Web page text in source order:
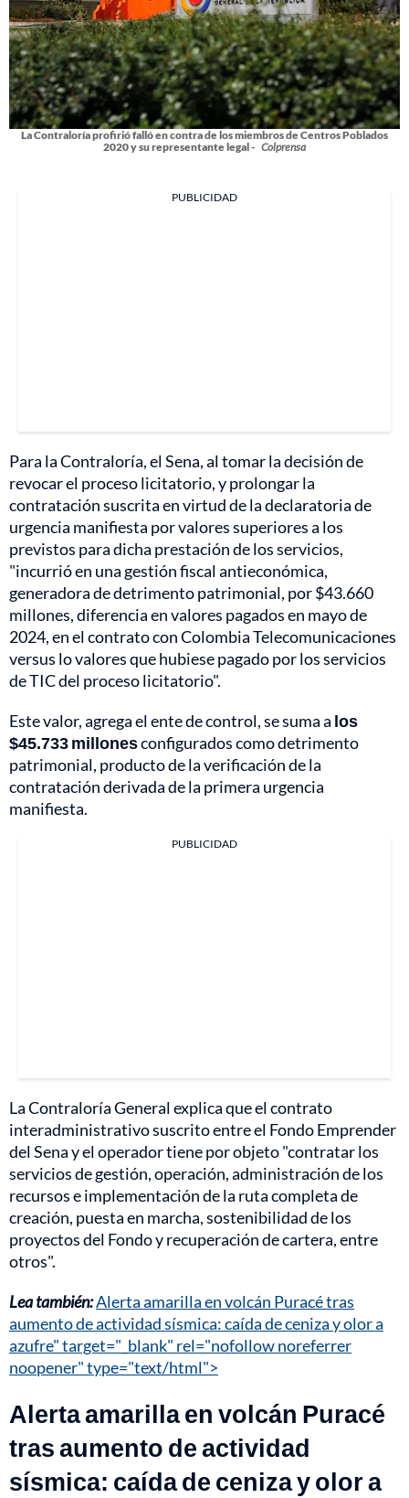
La Contraloría profirió falló en contra de los miembros de Centros Poblados
2020 y su representante legal - Colprensa
PUBLICIDAD
Para la Contraloría, el Sena, al tomar la decisión de
revocar el proceso licitatorio, y prolongar la
contratación suscrita en virtud de la declaratoria de
urgencia manifiesta por valores superiores a los
previstos para dicha prestación de los servicios,
"incurrió en una gestión fiscal antieconómica,
generadora de detrimento patrimonial, por $43.660
millones, diferencia en valores pagados en mayo de
2024, en el contrato con Colombia Telecomunicaciones
versus lo valores que hubiese pagado por los servicios
de TIC del proceso licitatorio".
Este valor, agrega el ente de control, se suma a los
$45.733 millonesconfigurados como detrimento
patrimonial, producto de la verificación de la
contratación derivada de la primera urgencia
manifiesta.
PUBLICIDAD
La Contraloría General explica que el contrato
interadministrativo suscrito entre el Fondo Emprender
del Sena y el operador tiene por objeto "contratar los
servicios de gestión, operación, administración de los
recursos e implementación de la ruta completa de
creación, puesta en marcha, sostenibilidad de los
proyectos del Fondo y recuperación de cartera, entre
otros".
Lea también:Alerta amarilla en volcán Puracé tras
aumento de actividad sísmica: caída de ceniza y olor a
azufre" target="_blank" rel="nofollow noreferrer
noopener" type="text/html">
Alerta amarilla en volcán Puracé
tras aumento de actividad
sísmica: caída de ceniza y olor a